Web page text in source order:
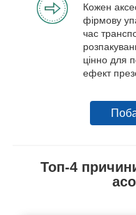
Кожен
фірмову
час
цінно для
ефект
Топ-4